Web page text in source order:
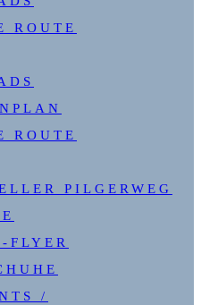
ROUTE
ROUTE
PILGERWEG
FLYER
/